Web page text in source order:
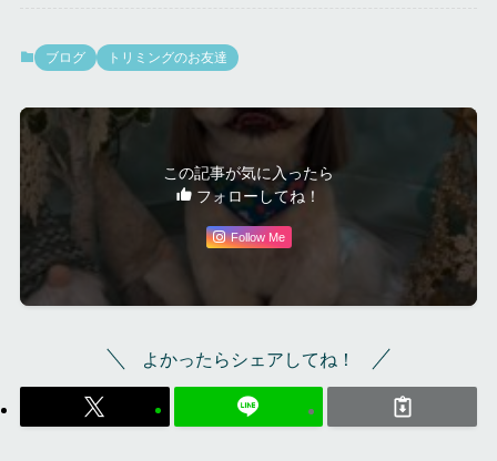
ブログ トリミングのお友達
この記事が気に入ったら
フォローしてね！
Follow Me
よかったらシェアしてね！